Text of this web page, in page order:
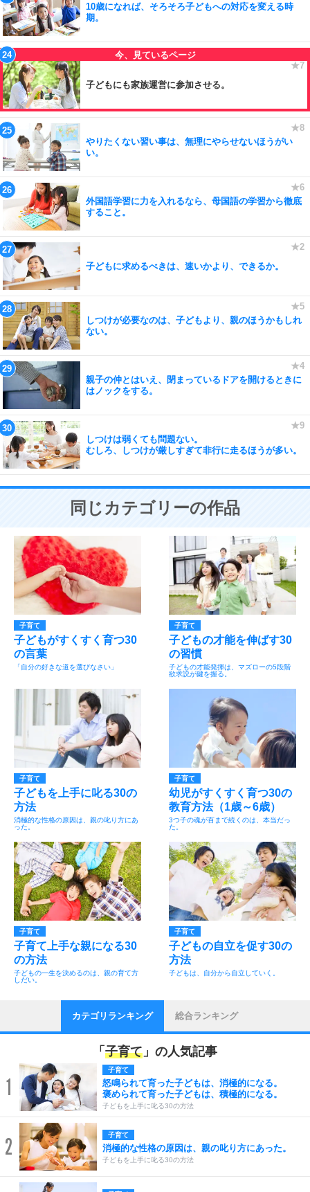
10歳になれば、そろそろ子どもへの対応を変える時
期。
子どもにも家族運営に参加させる。
やりたくない習い事は、無理にやらせないほうがい
い。
外国語学習に力を入れるなら、母国語の学習から徹底
すること。
子どもに求めるべきは、速いかより、できるか。
しつけが必要なのは、子どもより、親のほうかもしれ
ない。
親子の仲とはいえ、閉まっているドアを開けるときに
はノックをする。
しつけは弱くても問題ない。
むしろ、しつけが厳しすぎて非行に走るほうが多い。
同じカテゴリーの作品
子育て
子どもがすくすく育つ30
の言葉
「自分の好きな道を選びなさい」
子育て
子どもの才能を伸ばす30
の習慣
子どもの才能発揮は、マズローの5段階
欲求説が鍵を握る。
子育て
子どもを上手に叱る30の
方法
消極的な性格の原因は、親の叱り方にあ
った。
子育て
幼児がすくすく育つ30の
教育方法（1歳～6歳）
3つ子の魂が百まで続くのは、本当だっ
た。
子育て
子育て上手な親になる30
の方法
子どもの一生を決めるのは、親の育て方
しだい。
子育て
子どもの自立を促す30の
方法
子どもは、自分から自立していく。
カテゴリランキング 総合ランキング
「 子育て 」の人気記事
1
子育て
怒鳴られて育った子どもは、消極的になる。
褒められて育った子どもは、積極的になる。
子どもを上手に叱る30の方法
2 子育て
消極的な性格の原因は、親の叱り方にあった。
子どもを上手に叱る30の方法